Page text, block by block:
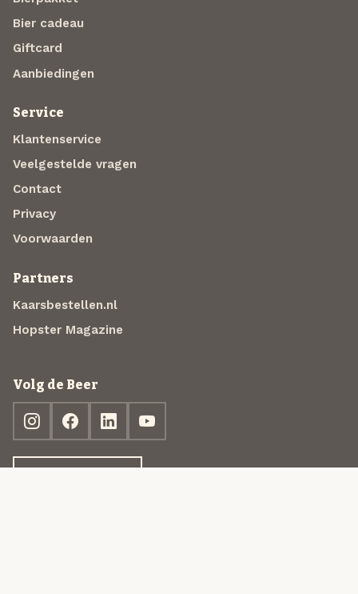
Bier cadeau
Giftcard
Aanbiedingen
Service
Klantenservice
Veelgestelde vragen
Contact
Privacy
Voorwaarden
Partners
Kaarsbestellen.nl
Hopster Magazine
Volg de Beer